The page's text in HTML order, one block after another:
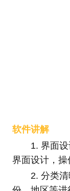
软件讲解
1. 界面
界面设计，操
2. 分类